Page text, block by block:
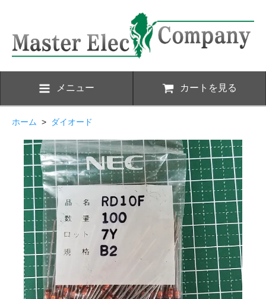
メニュー カートを見る
ホーム > ダイオード